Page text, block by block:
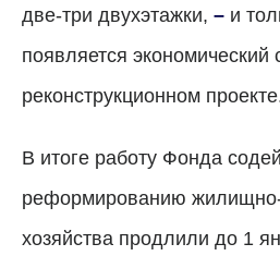
две-три двухэтажки, – и
появляется
реконструкционном
В итоге работу Фонда
реформированию
хозяйства продлили до 1